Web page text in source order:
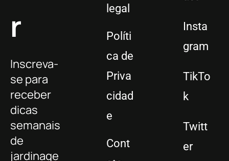
r
Inscreva-
se para
receber
dicas
semanais
de
jardinage
legal
Políti
ca de
Priva
cidad
e
Cont
Insta
gram
TikTo
k
Twitt
er